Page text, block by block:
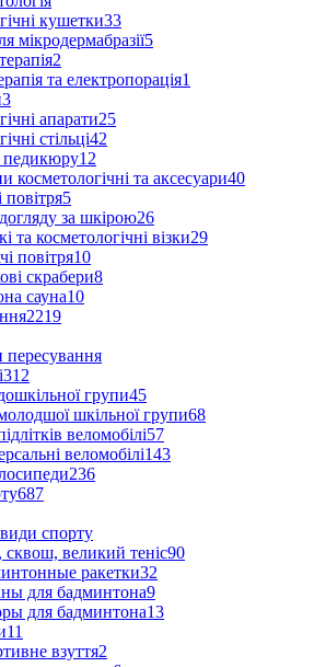
кушетки33
мікродермабразії5
2
та електропорація1
3
апарати25
стільці42
педикюру12
косметологічні та аксесуари40
5
за шкірою26
та косметологічні візки29
повітря10
скрабери8
сауна10
2219
пересування
312
групи45
шкільної групи68
веломобілі57
веломобілі143
236
687
спорту
сквош, великий теніс90
ракетки32
для бадминтона9
для бадминтона13
11
взуття2